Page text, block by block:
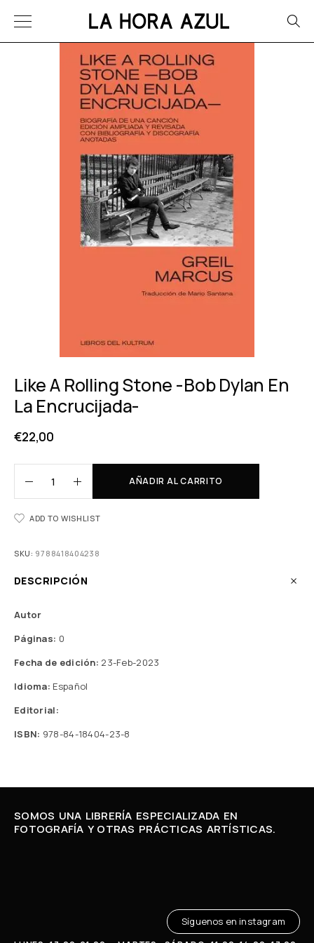
Like A Rolling Stone -Bob Dylan En
La Encrucijada-
€22,00
AÑADIR AL CARRITO
ADD TO WISHLIST
SKU: 9788418404238
DESCRIPCIÓN
Autor
Páginas: 0
Fecha de edición: 23-Feb-2023
Idioma: Español
Editorial:
ISBN: 978-84-18404-23-8
SOMOS UNA LIBRERÍA ESPECIALIZADA EN
FOTOGRAFÍA Y OTRAS PRÁCTICAS ARTÍSTICAS.
Síguenos en instagram